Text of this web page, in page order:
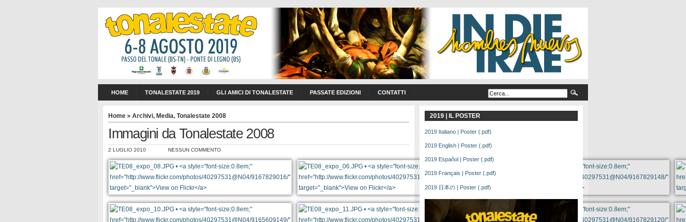
HOME TONALESTATE 2019 GLI AMICI DI TONALESTATE PASSATE EDIZIONI CONTATTI
Home » Archivi, Media, Tonalestate 2008
Immagini da Tonalestate 2008
2 LUGLIO 2010 NESSUN COMMENTO
2019 | IL POSTER
2019 Italiano | Poster (.pdf)
2019 English | Poster (.pdf)
2019 Español | Poster (.pdf)
2019 Français | Poster (.pdf)
2019 日本の | Poster (.pdf)